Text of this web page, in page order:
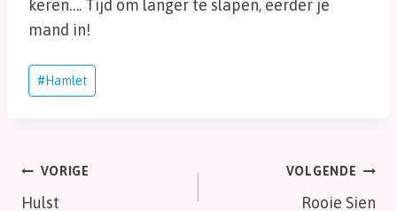
keren…. Tijd om langer te slapen, eerder je
mand in!
Bericht
tags:
#Hamlet
Bericht
VORIGE
Hulst
VOLGENDE
Rooie Sien